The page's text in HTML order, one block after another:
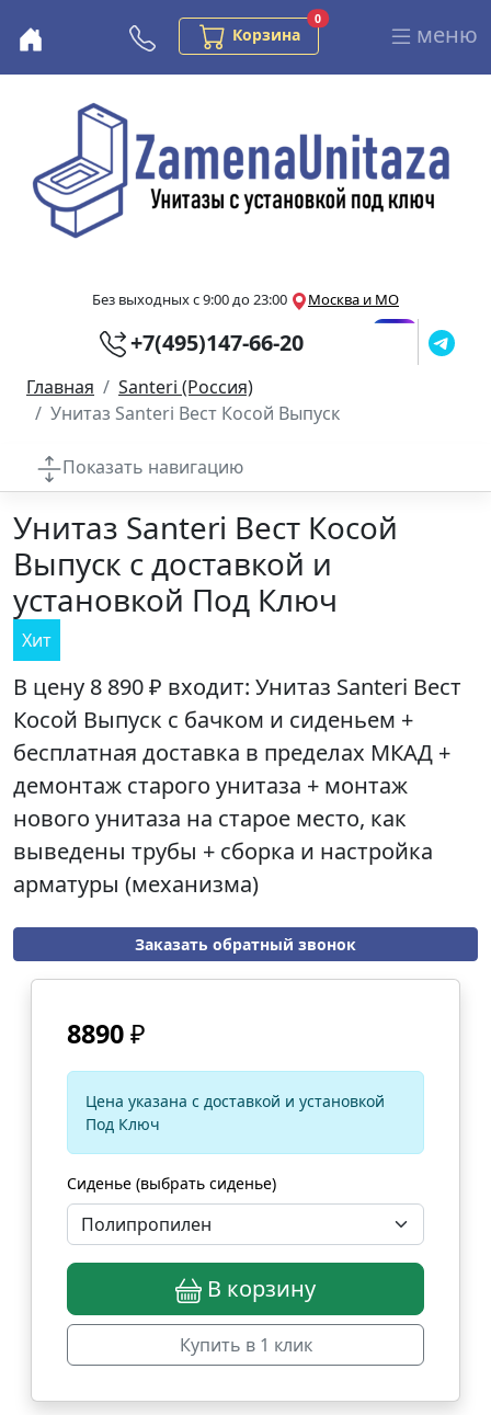
Перейти к основному содержанию
Бесплатная консультация
Корзина
0Заказов в корзине
меню
Без выходных с 9:00 до 23:00 Москва и МО
+7(495)147-66-20
Главная
Santeri (Россия)
Унитаз Santeri Вест Косой Выпуск
Показать навигацию
Унитаз Santeri Вест Косой
Выпуск с доставкой и
установкой Под Ключ
Хит
В цену 8 890 ₽ входит: Унитаз Santeri Вест
Косой Выпуск с бачком и сиденьем +
бесплатная доставка в пределах МКАД +
демонтаж старого унитаза + монтаж
нового унитаза на старое место, как
выведены трубы + сборка и настройка
арматуры (механизма)
Заказать обратный звонок
8890₽
Цена указана с доставкой и установкой
Под Ключ
Сиденье (выбрать сиденье)
В корзину
Купить в 1 клик